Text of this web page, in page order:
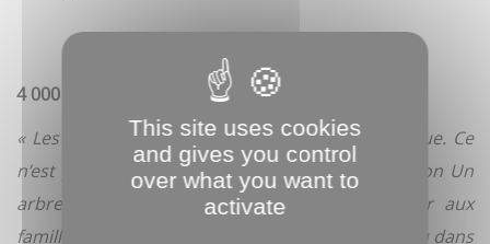
4 000 arbres plantés par an
« Les arbres participent à la transition écologique. Ce
n’est pas un hasard si depuis deux ans l’opération Un
arbre une naissance permet d’offrir un fruitier aux
familles qui peuvent le planter dans leur jardin ou dans
This site uses cookies
and gives you control
over what you want to
activate